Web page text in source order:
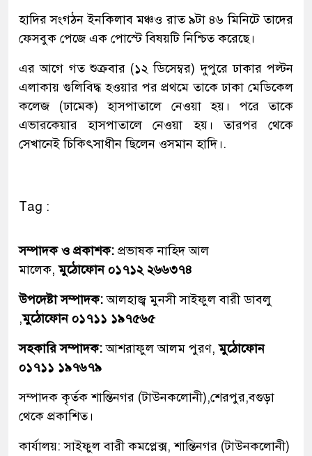
হাদির সংগঠন ইনকিলাব মঞ্চও রাত ৯টা ৪৬ মিনিটে তাদের
ফেসবুক পেজে এক পোস্টে বিষয়টি নিশ্চিত করেছে।
এর আগে গত শুক্রবার (১২ ডিসেম্বর) দুপুরে ঢাকার পল্টন
এলাকায় গুলিবিদ্ধ হওয়ার পর প্রথমে তাকে ঢাকা মেডিকেল
কলেজ (ঢামেক) হাসপাতালে নেওয়া হয়। পরে তাকে
এভারকেয়ার হাসপাতালে নেওয়া হয়। তারপর থেকে
সেখানেই চিকিৎসাধীন ছিলেন ওসমান হাদি।.
Tag :
সম্পাদক ও প্রকাশক: প্রভাষক নাহিদ আল
মালেক,মুঠোফোন ০১৭১২ ২৬৬৩৭৪
উপদেষ্টা সম্পাদক:আলহাজ্ব মুনসী সাইফুল বারী ডাবলু
,মুঠোফোন ০১৭১১ ১৯৭৫৬৫
সহকারি সম্পাদক:আশরাফুল আলম পুরণ,মুঠোফোন
০১৭১১ ১৯৭৬৭৯
সম্পাদক কৃর্তক শান্তিনগর (টাউনকলোনী),শেরপুর,বগুড়া
থেকে প্রকাশিত।
কার্যালয়: সাইফুল বারী কমপ্লেক্স, শান্তিনগর (টাউনকলোনী)